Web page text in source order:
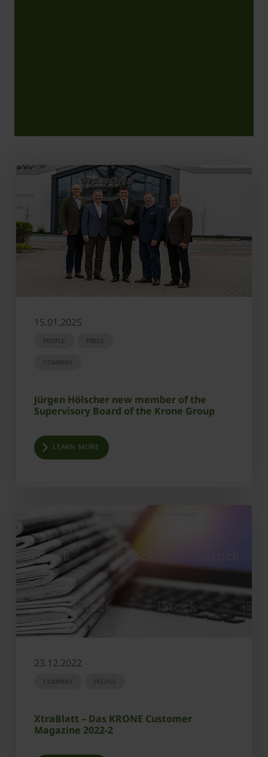
15.01.2025
PEOPLE PRESS
COMPANY
Jürgen Hölscher new member of the
Supervisory Board of the Krone Group
LEARN MORE
23.12.2022
COMPANY PEOPLE
XtraBlatt – Das KRONE Customer
Magazine 2022-2